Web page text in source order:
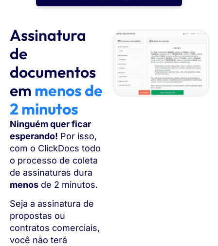
Assinatura
de
documentos
em menos de
2 minutos
Ninguém quer ficar
esperando! Por isso,
com o ClickDocs todo
o processo de coleta
de assinaturas dura
menos de 2 minutos.
Seja a assinatura de
propostas ou
contratos comerciais,
você não terá